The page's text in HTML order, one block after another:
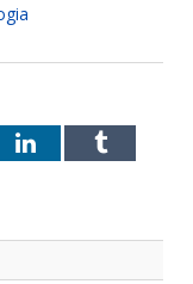
LinkedInTumblr